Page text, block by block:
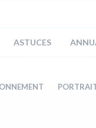
ASTUCES